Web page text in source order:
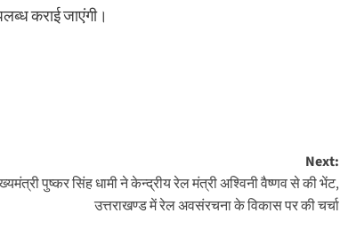
कराई जाएंगी।
Next:
पुष्कर सिंह धामी ने केन्द्रीय रेल मंत्री अश्विनी वैष्णव से की भेंट,
उत्तराखण्ड में रेल अवसंरचना के विकास पर की चर्चा